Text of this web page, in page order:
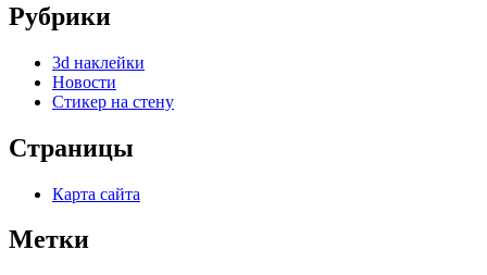
Рубрики
3d наклейки
Новости
Стикер на стену
Страницы
Карта сайта
Метки